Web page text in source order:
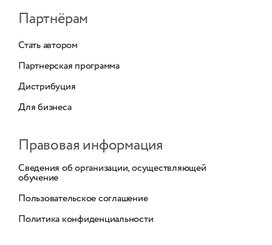
Партнёрам
Стать автором
Партнерская программа
Дистрибуция
Для бизнеса
Правовая информация
Сведения об организации, осуществляющей
обучение
Пользовательское соглашение
Политика конфиденциальности